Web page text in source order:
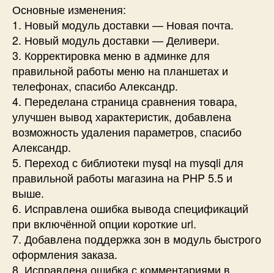
Основные изменения:
1. Новый модуль доставки — Новая почта.
2. Новый модуль доставки — Деливери.
3. Корректировка меню в админке для
правильной работы меню на планшетах и
телефонах, спасибо Александр.
4. Переделана страница сравнения товара,
улучшен вывод характеристик, добавлена
возможность удаления параметров, спасибо
Александр.
5. Переход с библиотеки mysql на mysqli для
правильной работы магазина на PHP 5.5 и
выше.
6. Исправлена ошибка вывода спецификаций
при включённой опции короткие url.
7. Добавлена поддержка зон в модуль быстрого
оформления заказа.
8. Исправлена ошибка с комментариями в